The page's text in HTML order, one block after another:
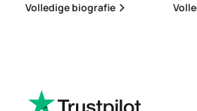
Volledige biografie